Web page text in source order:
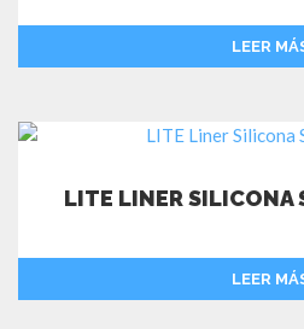
LEER
LITE LINER SILICONA
LEER